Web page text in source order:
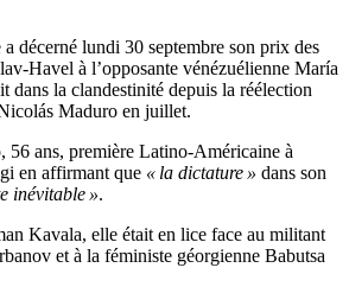
décerné lundi 30 septembre son prix des
Havel à l’opposante vénézuélienne María
dans la clandestinité depuis la réélection
Maduro en juillet.
56 ans, première Latino-Américaine à
en affirmant que « la dictature » dans son
inévitable ».
Kavala, elle était en lice face au militant
et à la féministe géorgienne Babutsa